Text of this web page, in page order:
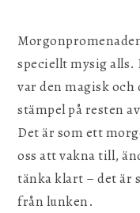
speciellt mysig
var den magisk och
stämpel på resten
Det är som ett
oss att vakna till,
tänka klart – det är
från lunken.